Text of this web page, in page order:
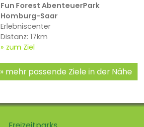
Fun Forest AbenteuerPark
Homburg-Saar
Erlebniscenter
Distanz: 17km
zum Ziel
mehr passende Ziele in der Nähe